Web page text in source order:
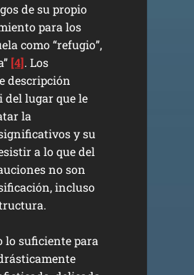
de su propio
para los
como “refugio”,
[4]. Los
descripción
del lugar que le
la
y su
a lo que del
no son
incluso
lo suficiente para